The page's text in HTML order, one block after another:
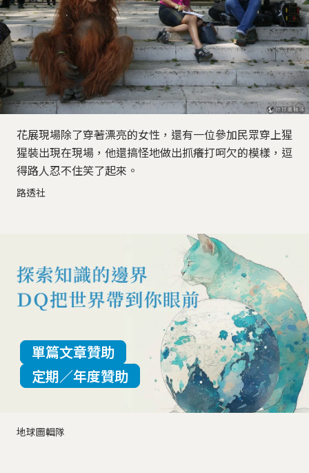
花展現場除了穿著漂亮的女性，還有一位參加民眾穿上猩
猩裝出現在現場，他還搞怪地做出抓癢打呵欠的模樣，逗
得路人忍不住笑了起來。
路透社
地球圖輯隊
單篇文章贊助
定期／年度贊助